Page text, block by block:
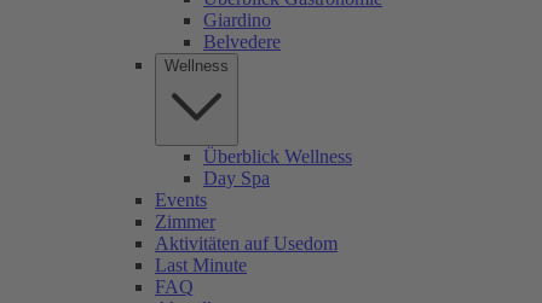
Giardino
Belvedere
Wellness
Überblick Wellness
Day Spa
Events
Zimmer
Aktivitäten auf Usedom
Last Minute
FAQ